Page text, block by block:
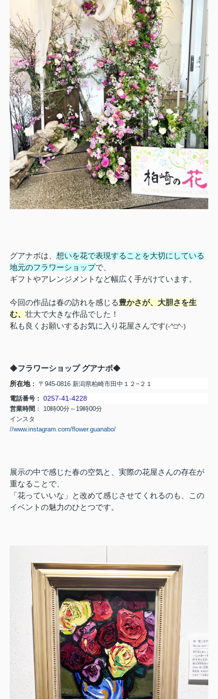
グアナボは、 想いを花で表現することを大切にしている
地元のフラワーショップで、
ギフトやアレンジメントなど幅広く手がけています。
今回の作品は春の訪れを感じる豊かさが、大胆さを生
む、 壮大で大きな作品でした！
私も良くお願いするお気に入り花屋さんです(-^□^-)
◆フラワーショップ グアナボ◆
所在地： 〒945-0816 新潟県柏崎市田中１２−２１
電話番号： 0257-41-4228
営業時間 ： 10時00分～19時00分
インスタ
//www.instagram.com/flower.guanabo/
展示の中で感じた春の空気と、実際の花屋さんの存在が
重なることで、
「花っていいな」と改めて感じさせてくれるのも、この
イベントの魅力のひとつです。